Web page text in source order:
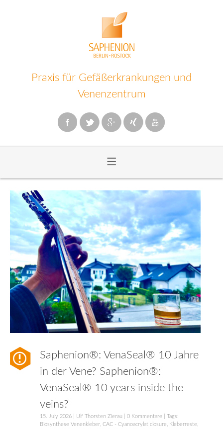
Praxis für Gefäßerkrankungen und
Venenzentrum
≡
Inhalt
wechseln
Saphenion®: VenaSeal® 10 Jahre
in der Vene? Saphenion®:
VenaSeal® 10 years inside the
veins?
15. July 2026 Ulf Thorsten Zierau 0 Kommentare | Tags:
Biosynthese Venenkleber, CAC - Cyanoacrylat closure, Kleberreste,